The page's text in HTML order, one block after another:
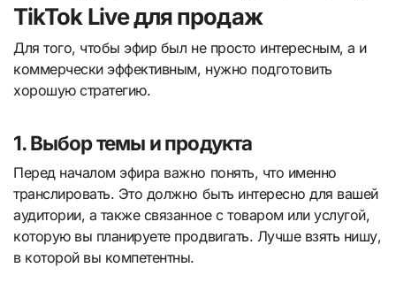
TikTok Live для продаж
Для того, чтобы эфир был не просто интересным, а и
коммерчески эффективным, нужно подготовить
хорошую стратегию.
1. Выбор темы и продукта
Перед началом эфира важно понять, что именно
транслировать. Это должно быть интересно для вашей
аудитории, а также связанное с товаром или услугой,
которую вы планируете продвигать. Лучше взять нишу,
в которой вы компетентны.